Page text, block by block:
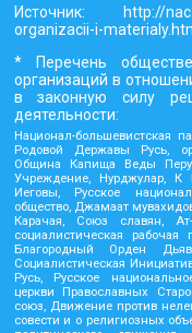
Источник: http://
organizacii-i-
* Перечень
организаций в
в законную силу
деятельности:
Национал-большевистская
Родовой Державы Русь,
Община Капища Веды
Учреждение, Нурджулар, К
Иеговы, Русское
общество, Джамаат
Карачая, Союз славян,
социалистическая
Благородный Орден
Социалистическая
Русь, Русское
церкви Православных
союз, Движение против
совести и о религиозных